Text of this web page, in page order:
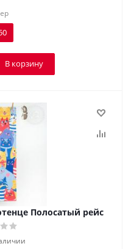
В корзину
Полосатый рейс